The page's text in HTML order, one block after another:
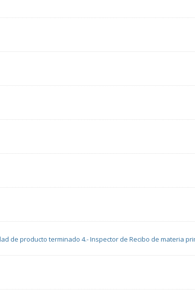
de producto terminado 4.- Inspector de Recibo de materia